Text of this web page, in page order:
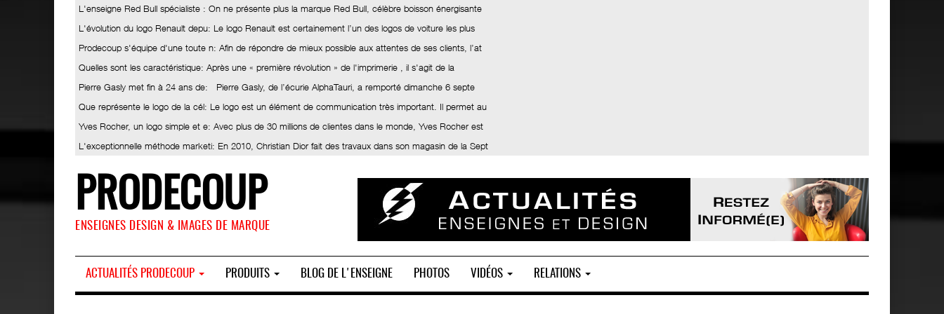
L'enseigne Red Bull spécialiste : On ne présente plus la marque Red Bull, célèbre boisson énergisante
L'évolution du logo Renault depu: Le logo Renault est certainement l’un des logos de voiture les plus
Prodecoup s'équipe d'une toute n: Afin de répondre de mieux possible aux attentes de ses clients, l’at
Quelles sont les caractéristique: Après une « première révolution » de l'imprimerie , il s'agit de la
Pierre Gasly met fin à 24 ans de: Pierre Gasly, de l’écurie AlphaTauri, a remporté dimanche 6 septe
Que représente le logo de la cél: Le logo est un élément de communication très important. Il permet au
Yves Rocher, un logo simple et e: Avec plus de 30 millions de clientes dans le monde, Yves Rocher est
L'exceptionnelle méthode marketi: En 2010, Christian Dior fait des travaux dans son magasin de la Sept
PRODECOUP
ENSEIGNES DESIGN & IMAGES DE MARQUE
ACTUALITÉS PRODECOUP PRODUITS BLOG DE L'ENSEIGNE PHOTOS VIDÉOS RELATIONS